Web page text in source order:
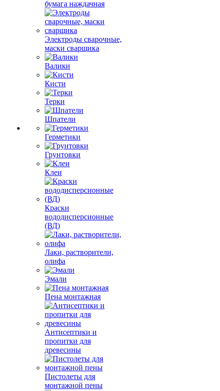
бумага наждачная
Электроды сварочные,
маски сварщика
Валики
Кисти
Терки
Шпатели
Герметики
Грунтовки
Клеи
Краски
вододисперсионные
(ВД)
Лаки, растворители,
олифа
Эмали
Пена монтажная
Антисептики и
пропитки для
древесины
Пистолеты для
монтажной пены